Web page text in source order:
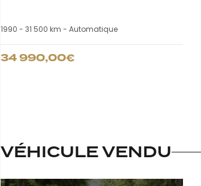
1990 - 31 500 km - Automatique
34 990,00€
VÉHICULE VENDU